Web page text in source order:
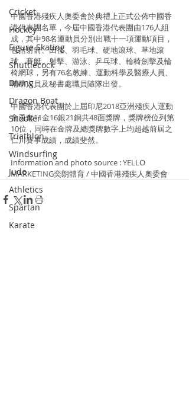
Cricket
Hockey
Figure Skating
Shuttlecock
Diving
Dragon Boat
Snooker
Triathlon
Windsurfing
Judo
Athletics
Spartan
Karate
中國香港殘疾人奧委會於典禮上正式公佈中國香
港代表團名單，今屆中國香港代表團由176人組
成，其中98名運動員分別出戰十一項運動項目，
包括射箭、田徑、羽毛球、硬地滾球、草地滾
球、賽艇、射擊、游泳、乒乓球、輪椅劍擊及輪
椅網球，另有76名教練、運動科學及醫療人員、
輔助人員及秘書處職員隨隊出發。
中國香港代表團於上屆印尼2018亞洲殘疾人運動
會勇奪11金16銀21銅共48面獎牌，獎牌榜位列第
10位，同時在金牌及總獎牌數字上均超越前屆之
仁川賽事成績，成績斐然。
Information and photo source : YELLO
MARKETING奕朗體育 / 中國香港殘疾人奧委會